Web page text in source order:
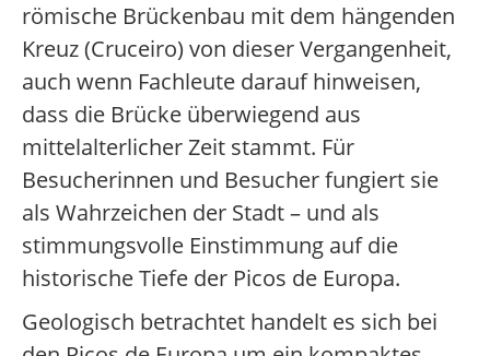
römische Brückenbau mit dem hängenden
Kreuz (Cruceiro) von dieser Vergangenheit,
auch wenn Fachleute darauf hinweisen,
dass die Brücke überwiegend aus
mittelalterlicher Zeit stammt. Für
Besucherinnen und Besucher fungiert sie
als Wahrzeichen der Stadt – und als
stimmungsvolle Einstimmung auf die
historische Tiefe der Picos de Europa.
Geologisch betrachtet handelt es sich bei